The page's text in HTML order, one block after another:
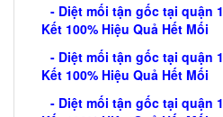
- Diệt mối tận gốc tại quận
Kết 100% Hiệu Quả Hết Mối
- Diệt mối tận gốc tại quận
Kết 100% Hiệu Quả Hết Mối
- Diệt mối tận gốc tại quận